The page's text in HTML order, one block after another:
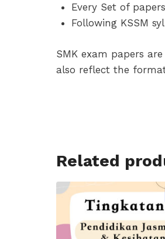
Every Set of
Following KSSM
SMK exam papers
also reflect the
Related